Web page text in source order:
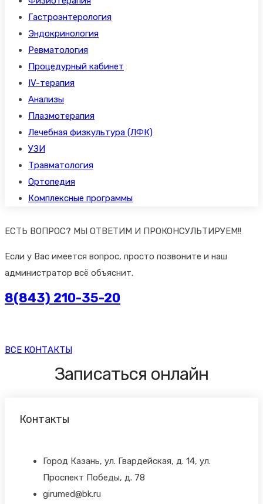
Гастроэнтерология
Эндокринология
Ревматология
Процедурный кабинет
IV-терапия
Анализы
Плазмотерапия
Лечебная физкультура (ЛФК)
УЗИ
Травматология
Ортопедия
Комплексные программы
ЕСТЬ ВОПРОС? МЫ ОТВЕТИМ И ПРОКОНСУЛЬТИРУЕМ!!
Если у Вас имеется вопрос, просто позвоните и наш
администратор всё объяснит.
8(843) 210-35-20
ВСЕ КОНТАКТЫ
Записаться онлайн
Контакты
Город Казань, ул. Гвардейская, д. 14, ул.
Проспект Победы, д. 78
girumed@bk.ru